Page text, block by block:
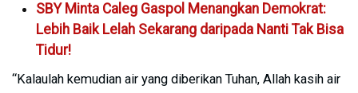
SBY Minta Caleg Gaspol Menangkan Demokrat:
Lebih Baik Lelah Sekarang daripada Nanti Tak Bisa
Tidur!
“Kalaulah kemudian air yang diberikan Tuhan, Allah kasih air